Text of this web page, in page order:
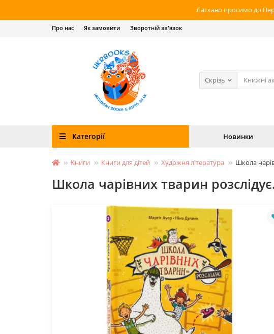
Ласкаво просимо до
Про нас Як замовити Зворотній зв'язок
Скрізь
Категорії Новинки
Книги Книги для дітей Художня література Школа
Школа чарівних тварин